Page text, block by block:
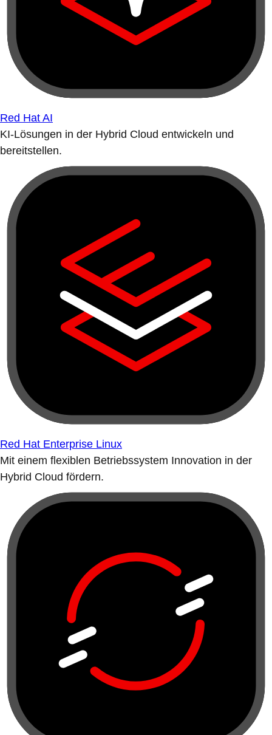
Red Hat AI
KI-Lösungen in der Hybrid Cloud entwickeln und
bereitstellen.
Red Hat Enterprise Linux
Mit einem flexiblen Betriebssystem Innovation in der
Hybrid Cloud fördern.